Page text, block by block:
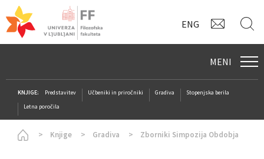
ENG
MENI
KNJIGE: Predstavitev Učbeniki in priročniki Gradiva
Stopenjska berila
Letna poročila
Homepage
Knjige Gradiva Zborniki Simpozija Obdobja